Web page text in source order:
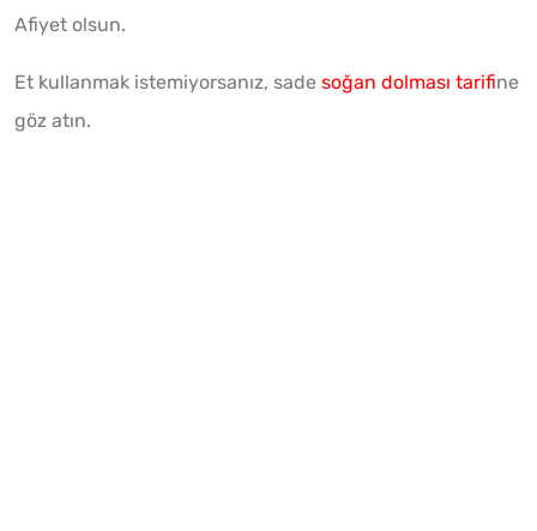
Afiyet olsun.
Et kullanmak istemiyorsanız, sade soğan dolması tarifine
göz atın.